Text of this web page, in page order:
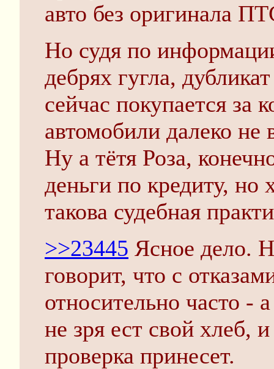
авто без оригинала
Но судя по
дебрях гугла,
сейчас покупается за
автомобили далеко не
Ну а тётя Роза,
деньги по кредиту,
такова судебная
>>23445 Ясное дело.
говорит, что с
относительно часто -
не зря ест свой хлеб,
проверка принесет.